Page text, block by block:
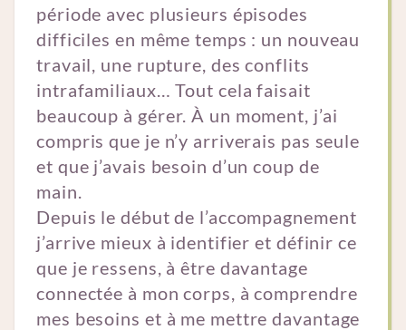
période avec plusieurs épisodes
difficiles en même temps : un nouveau
travail, une rupture, des conflits
intrafamiliaux… Tout cela faisait
beaucoup à gérer. À un moment, j’ai
compris que je n’y arriverais pas seule
et que j’avais besoin d’un coup de
main.
Depuis le début de l’accompagnement
j’arrive mieux à identifier et définir ce
que je ressens, à être davantage
connectée à mon corps, à comprendre
mes besoins et à me mettre davantage